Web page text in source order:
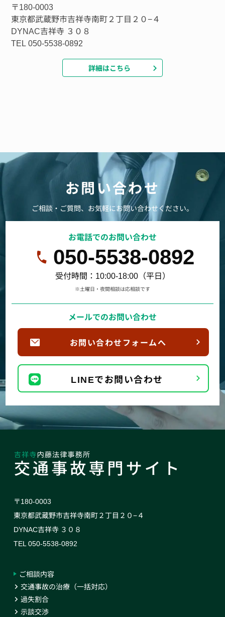
〒180-0003
東京都武蔵野市吉祥寺南町２丁目２０−４
DYNAC吉祥寺 ３０８
TEL 050-5538-0892
詳細はこちら
お問い合わせ
ご相談・ご質問、お気軽にお問い合わせください。
お電話でのお問い合わせ
050-5538-0892
受付時間：10:00-18:00（平日）
※土曜日・夜間相談は応相談です
メールでのお問い合わせ
お問い合わせフォームへ
LINEでお問い合わせ
〒180-0003
東京都武蔵野市吉祥寺南町２丁目２０−４
DYNAC吉祥寺 ３０８
TEL 050-5538-0892
ご相談内容
交通事故の治療（一括対応）
過失割合
示談交渉